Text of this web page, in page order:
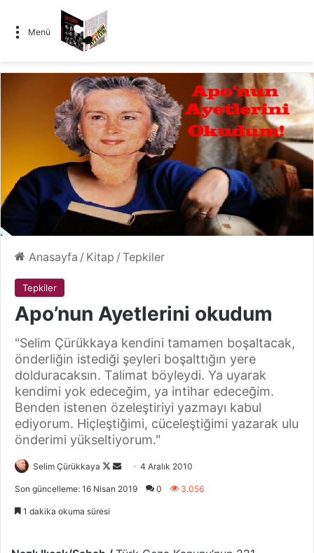
Menü
Anasayfa / Kitap / Tepkiler
Tepkiler
Apo’nun Ayetlerini okudum
"Selim Çürükkaya kendini tamamen boşaltacak,
önderliğin istediği şeyleri boşalttığın yere
dolduracaksın. Talimat böyleydi. Ya uyarak
kendimi yok edeceğim, ya intihar edeceğim.
Benden istenen özeleştiriyi yazmayı kabul
ediyorum. Hiçleştiğimi, cüceleştiğimi yazarak ulu
önderimi yükseltiyorum."
Selim Çürükkaya
F
w
i
p
4 Aralık 2010
Son güncelleme: 16 Nisan 2019 0 3.056
1 dakika okuma süresi